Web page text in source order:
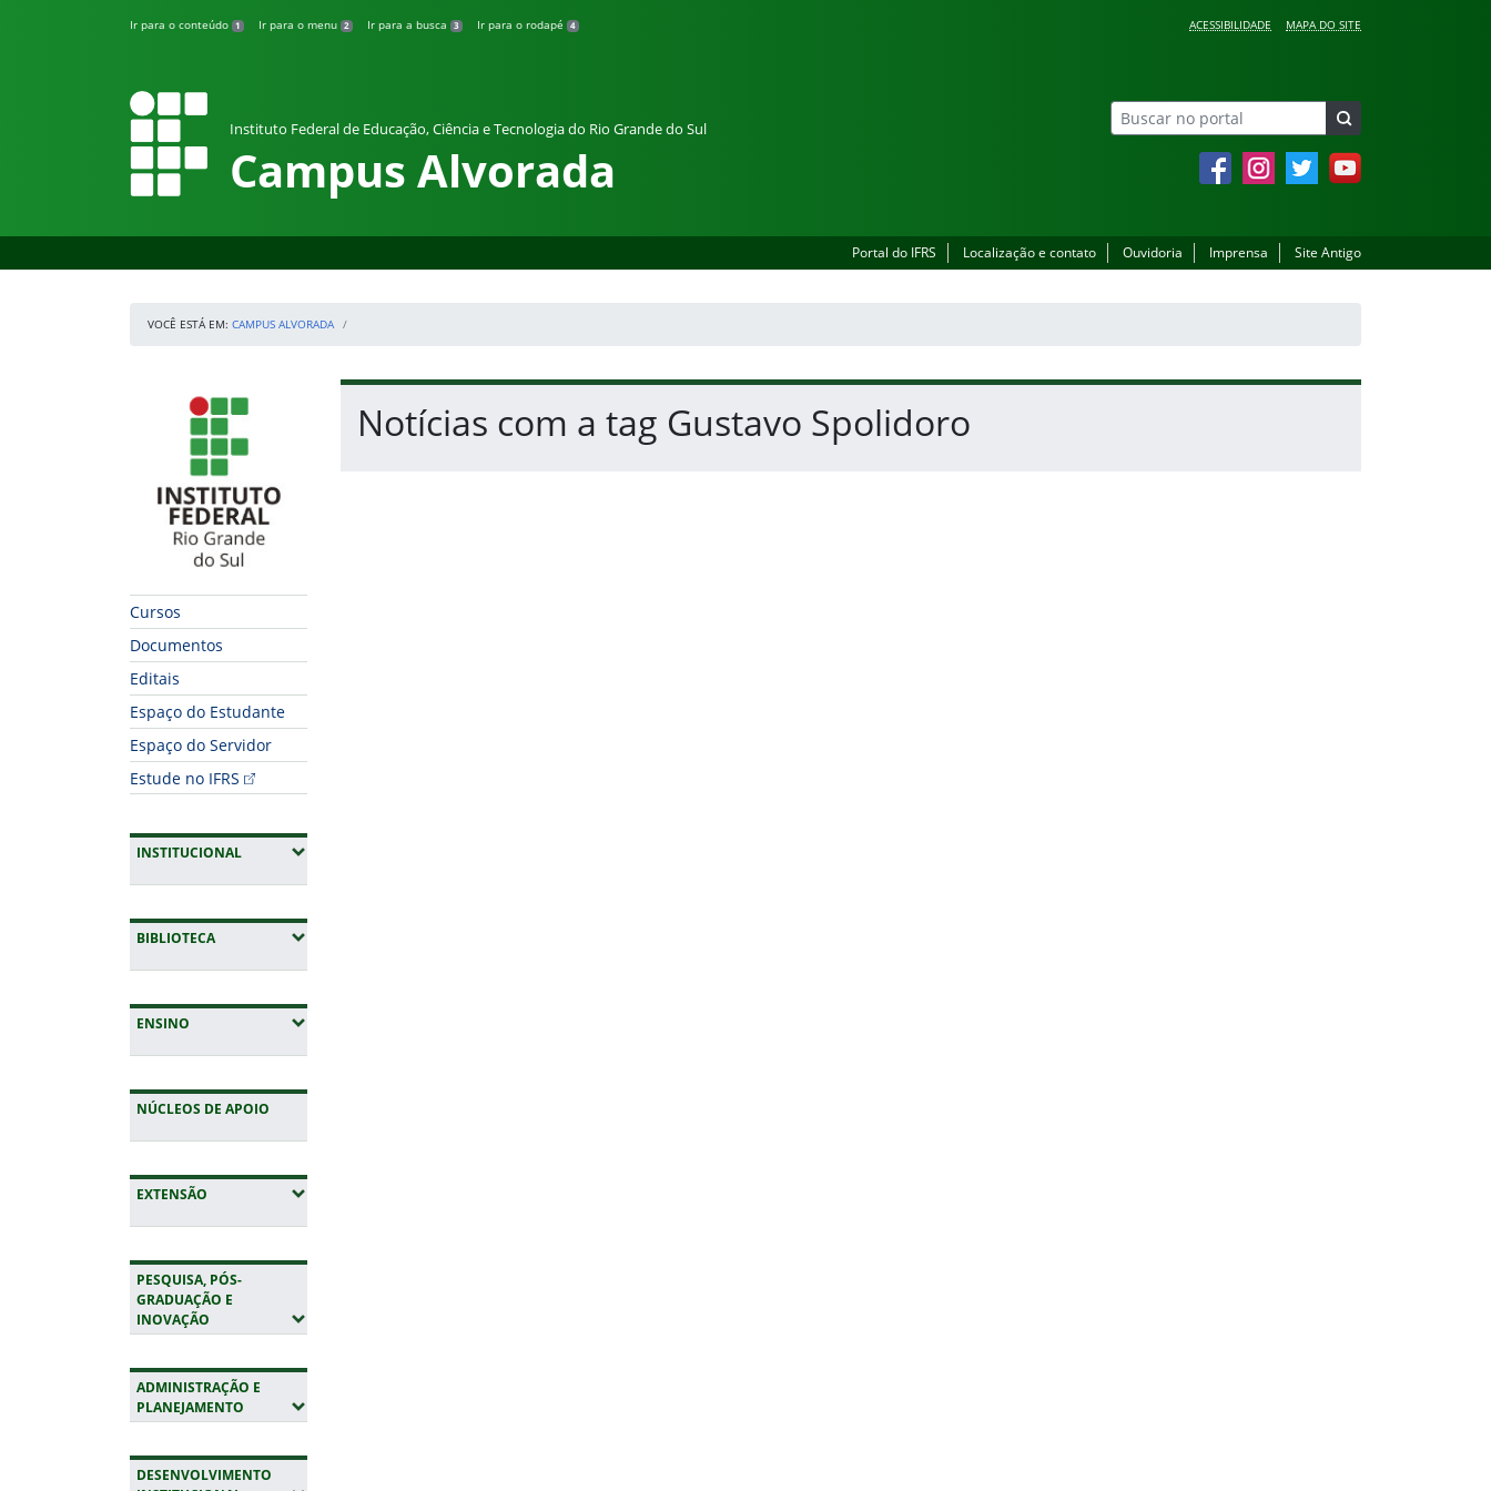
Ir para o conteúdo 1 Ir para o menu 2 Ir para a busca 3 Ir para o rodapé 4 ACESSIBILIDADE MAPA DO SITE
Instituto Federal de Educação, Ciência e Tecnologia do Rio Grande do Sul
Campus Alvorada FacebookInstagramTwitter YouTube
Portal do IFRS Localização e contato Ouvidoria Imprensa Site Antigo
VOCÊ ESTÁ EM: CAMPUS ALVORADA
Início da navegação
Cursos
Documentos
Editais
Espaço do Estudante
Espaço do Servidor
Estude no IFRS
INSTITUCIONAL(EXPANDIR SUBMENUS)
BIBLIOTECA(EXPANDIR SUBMENUS)
ENSINO (EXPANDIR SUBMENUS)
NÚCLEOS DE APOIO
EXTENSÃO (EXPANDIR SUBMENUS)
PESQUISA, PÓS-
GRADUAÇÃO E
INOVAÇÃO (EXPANDIR SUBMENUS)
ADMINISTRAÇÃO E
PLANEJAMENTO (EXPANDIR SUBMENUS)
DESENVOLVIMENTO
Início do conteúdo
Notícias com a tag Gustavo Spolidoro